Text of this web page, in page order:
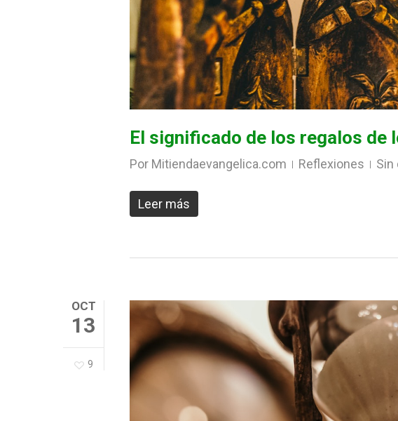
El significado de los regalos de
Por Mitiendaevangelica.com Reflexiones Sin
Leer más
OCT
13
9